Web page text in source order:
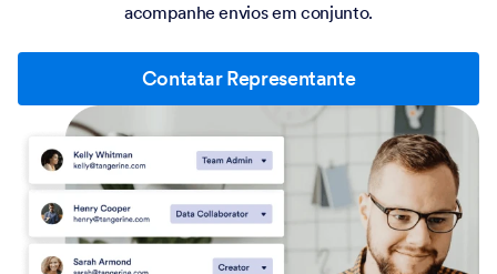
acompanhe envios em conjunto.
Contatar Representante